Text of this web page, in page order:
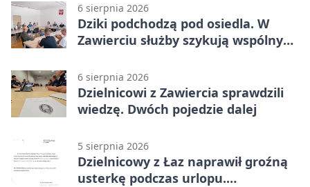
6 sierpnia 2026
Dziki podchodzą pod osiedla. W
Zawierciu służby szykują wspólny
6 sierpnia 2026
Dzielnicowi z Zawiercia sprawdzili
wiedzę. Dwóch pojedzie dalej
5 sierpnia 2026
Dzielnicowy z Łaz naprawił groźną
usterkę podczas urlopu.